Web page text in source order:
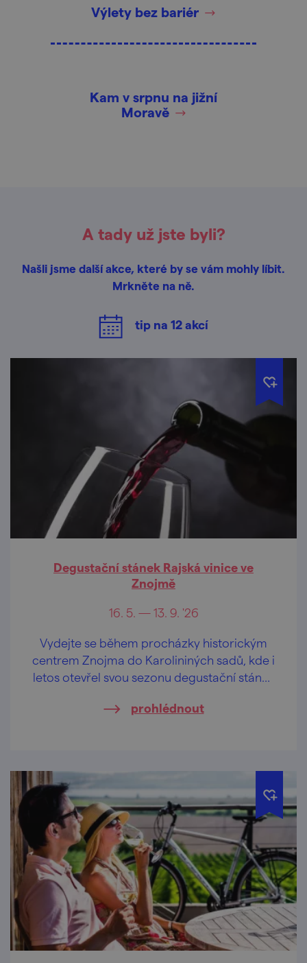
Výlety bez bariér
Kam v srpnu na jižní
Moravě
A tady už jste byli?
Našli jsme další akce, které by se vám mohly líbit.
Mrkněte na ně.
tip na 12akcí
Degustační stánek Rajská vinice ve
Znojmě
16. 5. — 13. 9. '26
Vydejte se během procházky historickým
centrem Znojma do Karolininých sadů, kde i
letos otevřel svou sezonu degustační stánek
LAHOFER.
prohlédnout